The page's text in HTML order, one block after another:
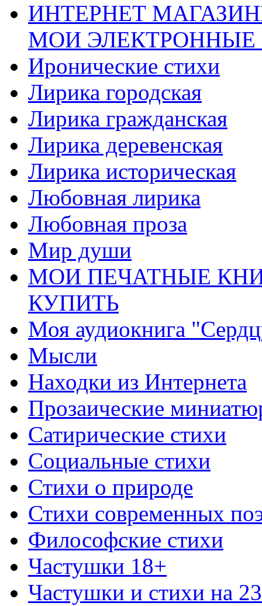
ИНТЕРНЕТ
МОИ ЭЛЕКТРОННЫЕ
Иронические стихи
Лирика городская
Лирика гражданская
Лирика деревенская
Лирика историческая
Любовная лирика
Любовная проза
Мир души
МОИ ПЕЧАТНЫЕ
КУПИТЬ
Моя аудиокнига
Мысли
Находки из Интернета
Прозаические
Сатирические стихи
Социальные стихи
Стихи о природе
Стихи современных
Философские стихи
Частушки 18+
Частушки и стихи на